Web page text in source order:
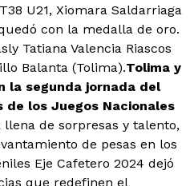
U21, Xiomara Saldarriaga
con la medalla de oro.
Tatiana Valencia Riascos
Balanta (Tolima).Tolima y
la segunda jornada del
los Juegos Nacionales
llena de sorpresas y talento,
de pesas en los
Eje Cafetero 2024 dejó
que redefinen el